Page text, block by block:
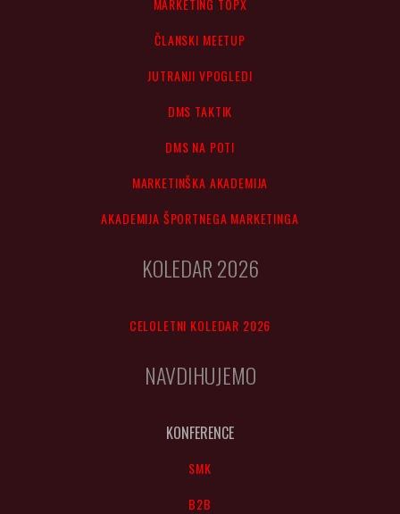
MARKETING TOPX
ČLANSKI MEETUP
JUTRANJI VPOGLEDI
DMS TAKTIK
DMS NA POTI
MARKETINŠKA AKADEMIJA
AKADEMIJA ŠPORTNEGA MARKETINGA
KOLEDAR 2026
CELOLETNI KOLEDAR 2026
NAVDIHUJEMO
KONFERENCE
SMK
B2B